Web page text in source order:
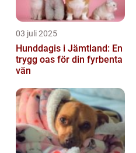
03 juli 2025
Hunddagis i Jämtland: En
trygg oas för din fyrbenta
vän